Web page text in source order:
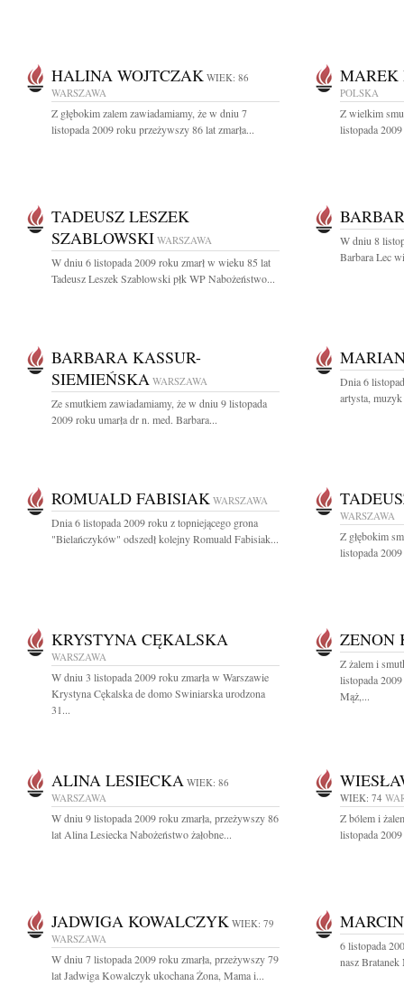
HALINA WOJTCZAK WIEK: 86
WARSZAWA
Z głębokim zalem zawiadamiamy, że w dniu 7
listopada 2009 roku przeżywszy 86 lat zmarła...
MAREK
POLSKA
Z wielkim
listopada
TADEUSZ LESZEK
SZABLOWSKI WARSZAWA
W dniu 6 listopada 2009 roku zmarł w wieku 85 lat
Tadeusz Leszek Szablowski płk WP Nabożeństwo...
W dniu 8
Barbara Lec
BARBARA KASSUR-
SIEMIEŃSKA WARSZAWA
Ze smutkiem zawiadamiamy, że w dniu 9 listopada
2009 roku umarła dr n. med. Barbara...
Dnia 6
artysta,
ROMUALD FABISIAK WARSZAWA
Dnia 6 listopada 2009 roku z topniejącego grona
"Bielańczyków" odszedł kolejny Romuald Fabisiak...
WARSZAWA
Z głębokim
listopada
KRYSTYNA CĘKALSKA
WARSZAWA
W dniu 3 listopada 2009 roku zmarła w Warszawie
Krystyna Cękalska de domo Swiniarska urodzona
31...
ZENON
Z żalem i
listopada
Mąż,...
ALINA LESIECKA WIEK: 86
WARSZAWA
W dniu 9 listopada 2009 roku zmarła, przeżywszy 86
lat Alina Lesiecka Nabożeństwo żałobne...
WIEK: 74
Z bólem i
listopada
JADWIGA KOWALCZYK WIEK: 79
WARSZAWA
W dniu 7 listopada 2009 roku zmarła, przeżywszy 79
lat Jadwiga Kowalczyk ukochana Żona, Mama i...
6 listopada
nasz